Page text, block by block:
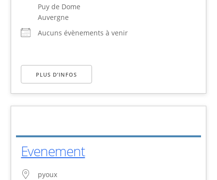
Puy de Dome
Auvergne
Aucuns évènements à venir
PLUS D’INFOS
Evenement
pyoux